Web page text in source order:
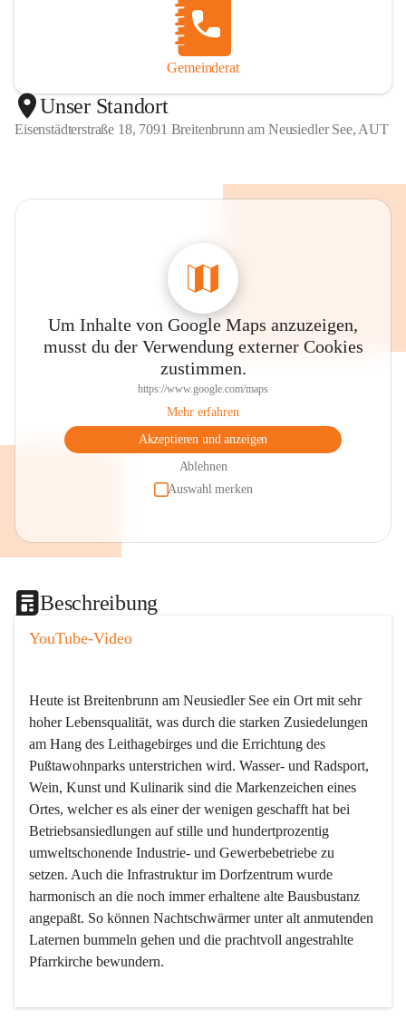
Gemeinderat
Unser Standort
Eisenstädterstraße 18, 7091 Breitenbrunn am Neusiedler See, AUT
Um Inhalte von Google Maps anzuzeigen,
musst du der Verwendung externer Cookies
zustimmen.
https://www.google.com/maps
Mehr erfahren
Akzeptieren und anzeigen
Ablehnen
Auswahl merken
Beschreibung
YouTube-Video
Heute ist Breitenbrunn am Neusiedler See ein Ort mit sehr
hoher Lebensqualität, was durch die starken Zusiedelungen
am Hang des Leithagebirges und die Errichtung des
Pußtawohnparks unterstrichen wird. Wasser- und Radsport,
Wein, Kunst und Kulinarik sind die Markenzeichen eines
Ortes, welcher es als einer der wenigen geschafft hat bei
Betriebsansiedlungen auf stille und hundertprozentig
umweltschonende Industrie- und Gewerbebetriebe zu
setzen. Auch die Infrastruktur im Dorfzentrum wurde
harmonisch an die noch immer erhaltene alte Bausbustanz
angepaßt. So können Nachtschwärmer unter alt anmutenden
Laternen bummeln gehen und die prachtvoll angestrahlte
Pfarrkirche bewundern.
Der Weinbau dominert heute nicht mehr, ist aber integrativer